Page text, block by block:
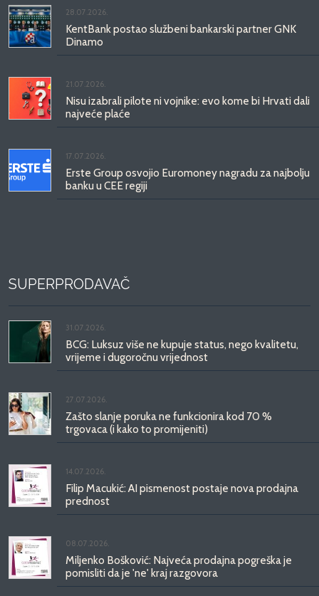
28.07.2026.
KentBank postao službeni bankarski partner GNK
Dinamo
21.07.2026.
Nisu izabrali pilote ni vojnike: evo kome bi Hrvati dali
najveće plaće
17.07.2026.
Erste Group osvojio Euromoney nagradu za najbolju
banku u CEE regiji
SUPERPRODAVAČ
31.07.2026.
BCG: Luksuz više ne kupuje status, nego kvalitetu,
vrijeme i dugoročnu vrijednost
27.07.2026.
Zašto slanje poruka ne funkcionira kod 70 %
trgovaca (i kako to promijeniti)
14.07.2026.
Filip Macukić: AI pismenost postaje nova prodajna
prednost
08.07.2026.
Miljenko Bošković: Najveća prodajna pogreška je
pomisliti da je 'ne' kraj razgovora